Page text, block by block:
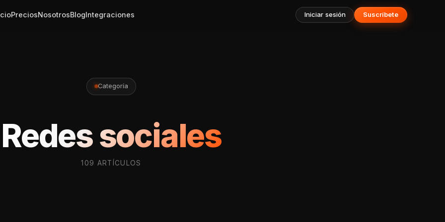
PreciosNosotrosBlogIntegraciones Iniciar sesión Suscríbete
Categoría
Redes sociales
109 ARTÍCULOS